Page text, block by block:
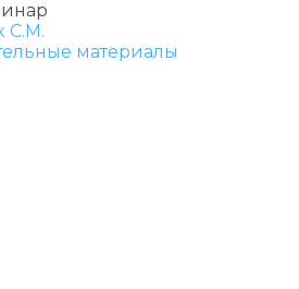
С.М.
материалы
ДОО»